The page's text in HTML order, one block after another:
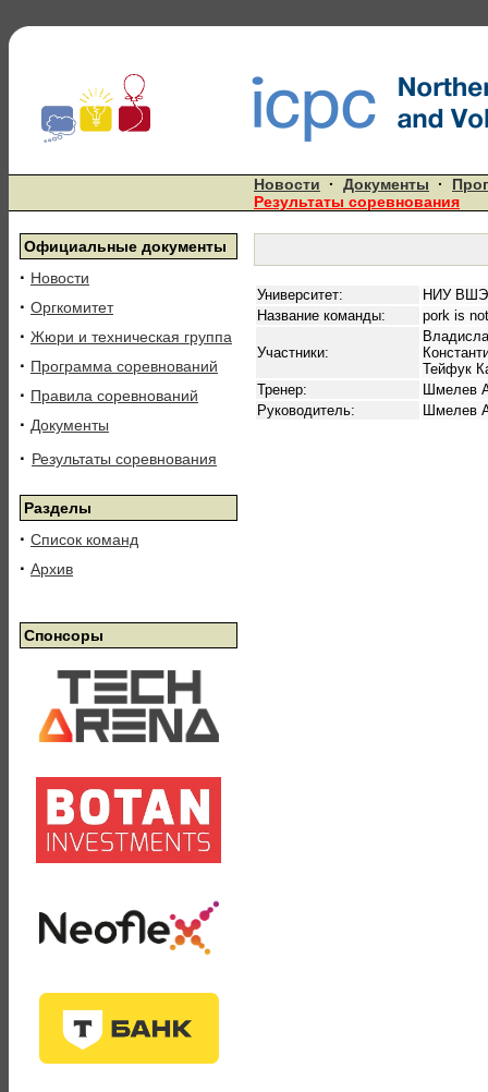
Новости · Документы ·
Результаты соревнования
Официальные документы
· Новости
· Оргкомитет
· Жюри и техническая группа
· Программа соревнований
· Правила соревнований
· Документы
· Результаты соревнования
Разделы
· Список команд
· Архив
Спонсоры
Университет:
НИУ ВШЭ
Название команды:
pork is
Участники:
Тейфук
Тренер:
Шмелев
Руководитель:
Шмелев